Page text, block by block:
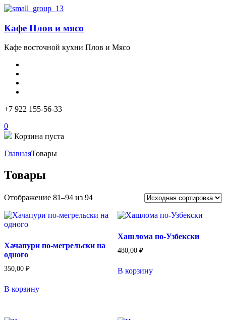
Кафе Плов и мясо
Кафе восточной кухни Плов и Мясо
+7 922 155-56-33
0
Корзина пуста
ГлавнаяТовары
Товары
Отображение 81–94 из 94
Хачапури по-мегрельски на
одного
350,00 ₽
В корзину
Хашлома по-Узбекски
480,00 ₽
В корзину